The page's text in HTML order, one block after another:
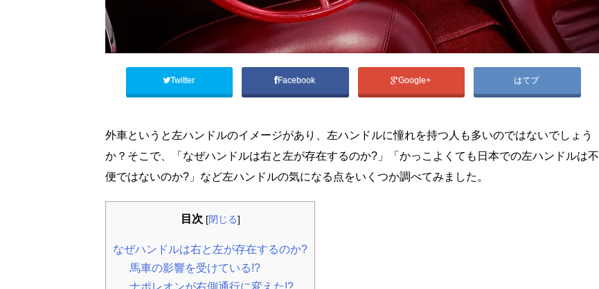
Twitter Facebook Google+ はてブ
外車というと左ハンドルのイメージがあり、左ハンドルに憧れを持つ人も多いのではないでしょう
か？そこで、「なぜハンドルは右と左が存在するのか?」「かっこよくても日本での左ハンドルは不
便ではないのか?」など左ハンドルの気になる点をいくつか調べてみました。
目次 [閉じる]
なぜハンドルは右と左が存在するのか?
馬車の影響を受けている!?
ナポレオンが右側通行に変えた!?